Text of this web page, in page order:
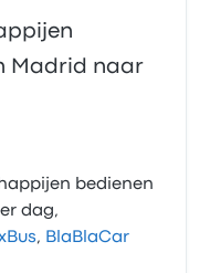
Madrid naar
bedienen
dag,
, BlaBlaCar